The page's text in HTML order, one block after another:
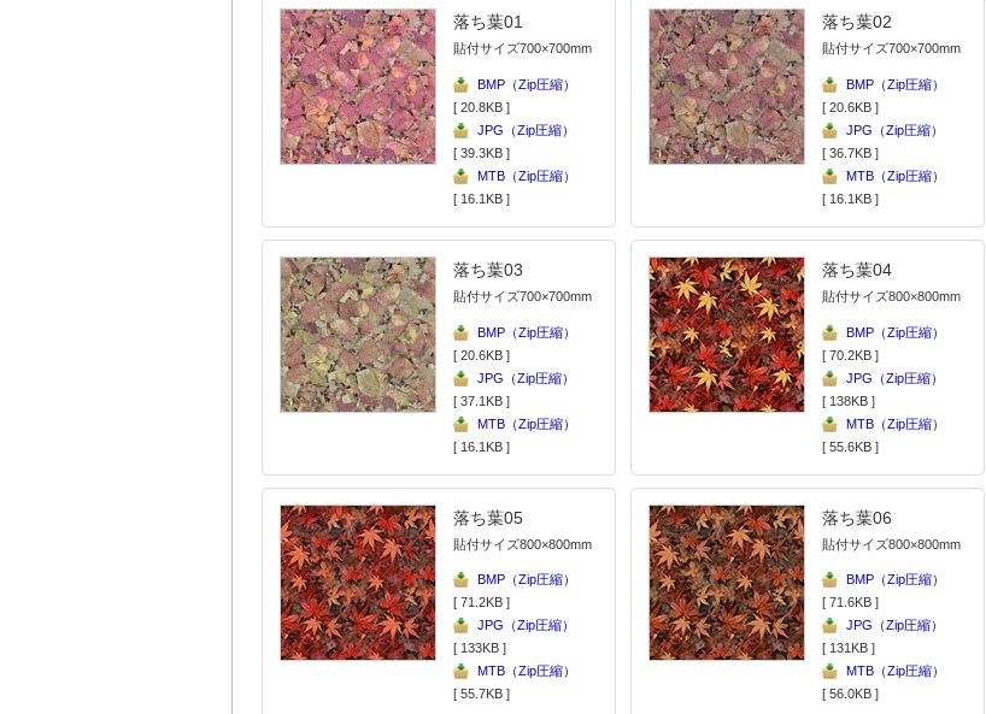
落ち葉01
貼付サイズ700×700mm
BMP（Zip圧縮）
[ 20.8KB ]
JPG（Zip圧縮）
[ 39.3KB ]
MTB（Zip圧縮）
[ 16.1KB ]
落ち葉02
貼付サイズ700×700mm
BMP（Zip圧縮）
[ 20.6KB ]
JPG（Zip圧縮）
[ 36.7KB ]
MTB（Zip圧縮）
[ 16.1KB ]
落ち葉03
貼付サイズ700×700mm
BMP（Zip圧縮）
[ 20.6KB ]
JPG（Zip圧縮）
[ 37.1KB ]
MTB（Zip圧縮）
[ 16.1KB ]
落ち葉04
貼付サイズ800×800mm
BMP（Zip圧縮）
[ 70.2KB ]
JPG（Zip圧縮）
[ 138KB ]
MTB（Zip圧縮）
[ 55.6KB ]
落ち葉05
貼付サイズ800×800mm
BMP（Zip圧縮）
[ 71.2KB ]
JPG（Zip圧縮）
[ 133KB ]
MTB（Zip圧縮）
[ 55.7KB ]
落ち葉06
貼付サイズ800×800mm
BMP（Zip圧縮）
[ 71.6KB ]
JPG（Zip圧縮）
[ 131KB ]
MTB（Zip圧縮）
[ 56.0KB ]